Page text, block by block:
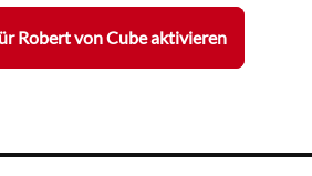
Robert von Cube aktivieren